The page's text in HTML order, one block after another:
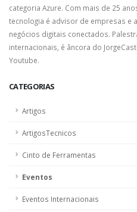
CATEGORIAS
Artigos
ArtigosTecnicos
Cinto de Ferramentas
Eventos
Eventos Internacionais
categoria Azure. Com mais de 25
tecnologia é advisor de empresas e
negócios digitais conectados.
internacionais, é âncora do
Youtube.